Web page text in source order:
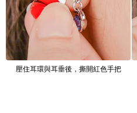
壓住耳環與耳垂後，撕開紅色手把